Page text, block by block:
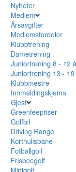
Nyheter
Medlem
Årsavgifter
Medlemsfordeler
Klubbtrening
Dametrening
Juniortrening 8 - 12
Juniortrening 13 -
Klubbmestre
Innmeldingskjema
Gjest
Greenfeepriser
Golfbil
Driving Range
Korthullsbane
Fotballgolf
Frisbeegolf
Minigolf